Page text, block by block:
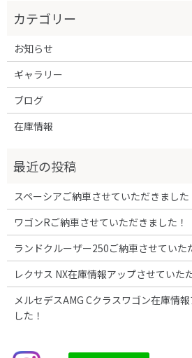
お知らせ
ギャラリー
ブログ
在庫情報
スペーシアご納車させていただきました
ワゴンRご納車させていただきました！
ランドクルーザー250ご納車させていた
レクサス NX在庫情報アップさせていた
メルセデスAMG Cクラスワゴン在庫情
した！